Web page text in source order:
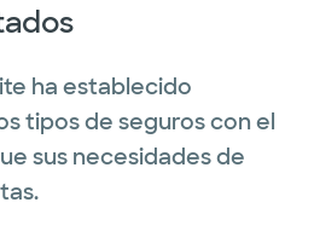
ha establecido
tipos de seguros con el
sus necesidades de